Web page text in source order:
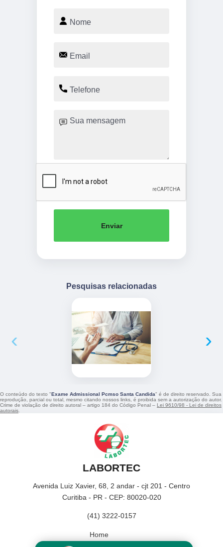
Enviar
Pesquisas relacionadas
‹ ›
O conteúdo do texto "Exame Admissional Pcmso Santa Candida" é de direito reservado. Sua
reprodução, parcial ou total, mesmo citando nossos links, é proibida sem a autorização do autor.
Crime de violação de direito autoral – artigo 184 do Código Penal – Lei 9610/98 - Lei de direitos
autorais
LABORTEC
Avenida Luiz Xavier, 68, 2 andar - cjt 201 - Centro
Curitiba - PR - CEP: 80020-020
(41) 3222-0157
Home